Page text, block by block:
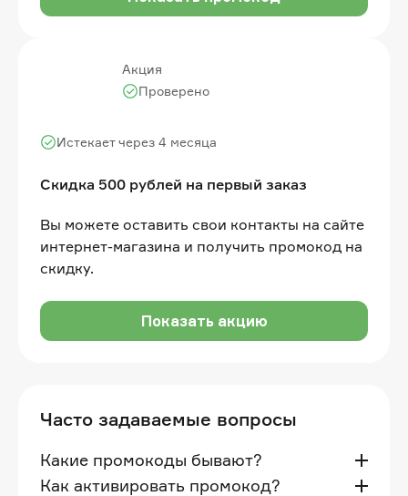
Акция
Скидка 500 рублей на первый заказ
Истекает через 4 месяца
Проверено
Вы можете оставить свои контакты на сайте
интернет-магазина и получить промокод на
скидку.
Показать акцию
Часто задаваемые вопросы
Какие промокоды бывают?
Как активировать промокод?